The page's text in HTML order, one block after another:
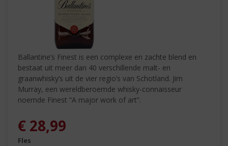
Ballantine’s Finest is een complexe en zachte blend en
bestaat uit meer dan 40 verschillende malt- en
graanwhisky’s uit de vier regio’s van Schotland. Jim
Murray, een wereldberoemde whisky-connaisseur
noemde Finest “A major work of art”.
€ 28,99
Fles